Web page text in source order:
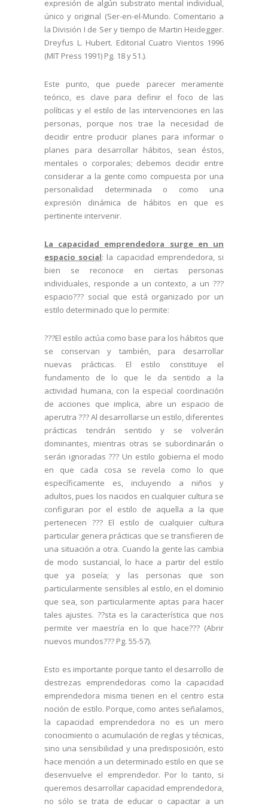
expresión de algún substrato mental individual,
único y original (Ser-en-el-Mundo. Comentario a
la División I de Ser y tiempo de Martin Heidegger.
Dreyfus L. Hubert. Editorial Cuatro Vientos 1996
(MIT Press 1991) Pg. 18 y 51.).
Este punto, que puede parecer meramente
teórico, es clave para definir el foco de las
políticas y el estilo de las intervenciones en las
personas, porque nos trae la necesidad de
decidir entre producir planes para informar o
planes para desarrollar hábitos, sean éstos,
mentales o corporales; debemos decidir entre
considerar a la gente como compuesta por una
personalidad determinada o como una
expresión dinámica de hábitos en que es
pertinente intervenir.
La capacidad emprendedora surge en un
espacio social: la capacidad emprendedora, si
bien se reconoce en ciertas personas
individuales, responde a un contexto, a un ???
espacio??? social que está organizado por un
estilo determinado que lo permite:
???El estilo actúa como base para los hábitos que
se conservan y también, para desarrollar
nuevas prácticas. El estilo constituye el
fundamento de lo que le da sentido a la
actividad humana, con la especial coordinación
de acciones que implica, abre un espacio de
aperutra ??? Al desarrollarse un estilo, diferentes
prácticas tendrán sentido y se volverán
dominantes, mientras otras se subordinarán o
serán ignoradas ??? Un estilo gobierna el modo
en que cada cosa se revela como lo que
específicamente es, incluyendo a niños y
adultos, pues los nacidos en cualquier cultura se
configuran por el estilo de aquella a la que
pertenecen ??? El estilo de cualquier cultura
particular genera prácticas que se transfieren de
una situación a otra. Cuando la gente las cambia
de modo sustancial, lo hace a partir del estilo
que ya poseía; y las personas que son
particularmente sensibles al estilo, en el dominio
que sea, son particularmente aptas para hacer
tales ajustes. ??sta es la característica que nos
permite ver maestría en lo que hace??? (Abrir
nuevos mundos??? Pg. 55-57).
Esto es importante porque tanto el desarrollo de
destrezas emprendedoras como la capacidad
emprendedora misma tienen en el centro esta
noción de estilo. Porque, como antes señalamos,
la capacidad emprendedora no es un mero
conocimiento o acumulación de reglas y técnicas,
sino una sensibilidad y una predisposición, esto
hace mención a un determinado estilo en que se
desenvuelve el emprendedor. Por lo tanto, si
queremos desarrollar capacidad emprendedora,
no sólo se trata de educar o capacitar a un